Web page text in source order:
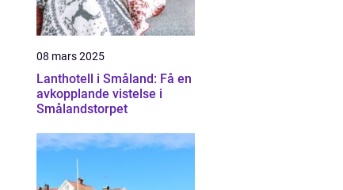
08 mars 2025
Lanthotell i Småland: Få en
avkopplande vistelse i
Smålandstorpet